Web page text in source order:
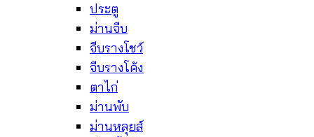
ประตู
ม่านจีบ
จีบรางโชว์
จีบรางโค้ง
ตาไก่
ม่านพับ
ม่านหลุยส์